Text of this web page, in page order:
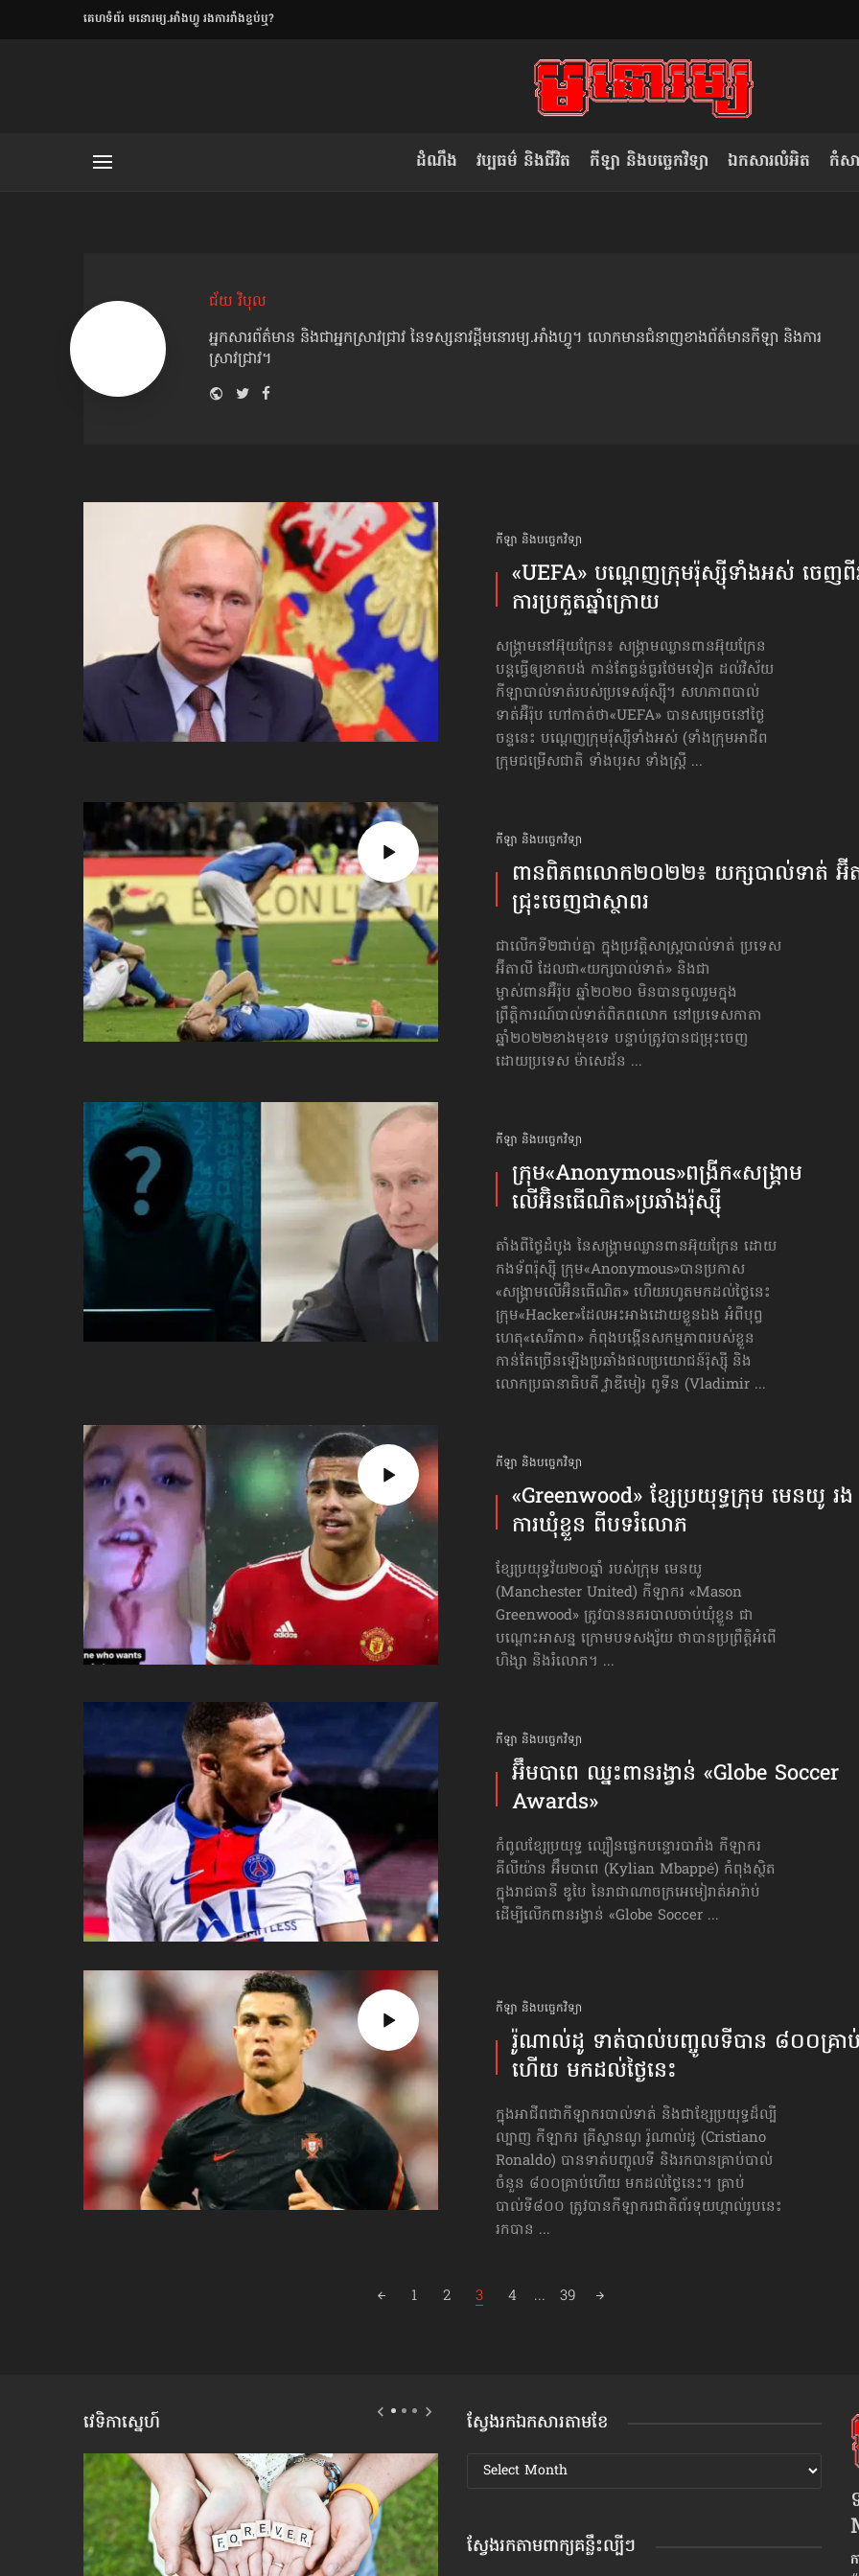
​គេហទំព័រ មនោរម្យ.អាំងហ្វូ រងការរាំងខ្ទប់ឬ?
ដំណឹង វប្បធម៌ និងជីវិត កីឡា និងបច្ចេកវិទ្យា ឯកសារលំអិត កំសា
ជ័យ វិបុល
អ្នកសារព័ត៌មាន និងជាអ្នកស្រាវជ្រាវ នៃទស្សនាវដ្ដីមនោរម្យ.អាំងហ្វូ។ លោកមានជំនាញខាងព័ត៌មានកីឡា និងការ
ស្រាវជ្រាវ។
Website
TwitterFacebook
កីឡា និងបច្ចេកវិទ្យា
«UEFA» ​បណ្ដេញ​ក្រុមរ៉ុស្ស៊ី​ទាំងអស់ ចេញពី​
ការប្រកួត​ឆ្នាំក្រោយ
សង្គ្រាមនៅ​អ៊ុយក្រែន៖ សង្គ្រាមឈ្លានពានអ៊ុយក្រែន
បន្តធ្វើឲ្យខាតបង់ កាន់តែធ្ងន់ធ្ងរថែមទៀត ដល់វិស័យ
កីឡាបាល់ទាត់របស់ប្រទេសរ៉ុស្ស៊ី។ សហភាពបាល់
ទាត់អ៊ឺរ៉ុប ហៅកាត់ថា«UEFA» បានសម្រេចនៅថ្ងៃ
ចន្ទនេះ បណ្ដេញ​ក្រុមរ៉ុស្ស៊ី​ទាំងអស់ (ទាំងក្រុមអាជីព
ក្រុមជម្រើសជាតិ ទាំងបុរស ទាំងស្ត្រី ...
កីឡា និងបច្ចេកវិទ្យា
ពានពិភពលោក​២០២២៖ យក្សបាល់ទាត់ អ៊ី
ជ្រុះចេញ​ជាស្ថាពរ
ជាលើកទី២ជាប់គ្នា ក្នុងប្រវត្តិសាស្ត្របាល់ទាត់ ប្រទេស
អ៊ីតាលី ដែលជា«យក្សបាល់ទាត់» និងជា
ម្ចាស់ពានអ៊ឺរ៉ុប ឆ្នាំ២០២០ មិនបានចូលរួម​ក្នុង
ព្រឹត្តិការណ៍បាល់ទាត់ពិភពលោក នៅប្រទេសកាតា
ឆ្នាំ២០២២ខាងមុខទេ បន្ទាប់ត្រូវបានជម្រុះចេញ
ដោយប្រទេស ម៉ាសេដ័ន ...
កីឡា និងបច្ចេកវិទ្យា
ក្រុម«Anonymous»​ពង្រីក​«សង្គ្រាម​
លើអ៊ិនធើណិត»​ប្រឆាំងរ៉ុស្ស៊ី
តាំងពីថ្ងៃដំបូង នៃសង្គ្រាមឈ្លានពានអ៊ុយក្រែន ដោយ
កងទ័ពរ៉ុស្ស៊ី ក្រុម«Anonymous»​បានប្រកាស​
«សង្គ្រាម​លើអ៊ិនធើណិត» ហើយរហូតមកដល់ថ្ងៃនេះ
ក្រុម«Hacker»ដែលអះអាងដោយខ្លួនឯង អំពីបុព្វ
ហេតុ«សេរីភាព» កំពុងបង្កើនសកម្មភាពរបស់ខ្លួន
កាន់តែច្រើនឡើងប្រឆាំងផលប្រយោជន៍រ៉ុស្ស៊ី និង
លោក​ប្រធានាធិបតី វ្លាឌីមៀរ ពូទីន (Vladimir ...
កីឡា និងបច្ចេកវិទ្យា
«Greenwood» ខ្សែប្រយុទ្ធក្រុម មេនយូ រង
ការឃុំខ្លួន ពីបទរំលោភ
ខ្សែប្រយុទ្ធវ័យ២០ឆ្នាំ របស់ក្រុម មេនយូ
(Manchester United) កីឡាករ «Mason
Greenwood» ត្រូវបាននគរបាលចាប់ឃុំខ្លួន ជា
បណ្ដោះអាសន្ន ក្រោមបទសង្ស័យ ថាបានប្រព្រឹត្តិអំពើ
ហិង្សា និងរំលោភ។ ...
កីឡា និងបច្ចេកវិទ្យា
អ៊ឹមបាពេ ឈ្នះពានរង្វាន់ «Globe Soccer
Awards»
កំពូលខ្សែប្រយុទ្ធ ល្បឿនផ្លេកបន្ទោរបារាំង កីឡាករ
គីលីយ៉ាន អ៊ឹមបាពេ (Kylian Mbappé) កំពុងស្ថិត
ក្នុងរាជធានី ឌូបៃ នៃរាជាណាចក្រអេមៀរាត់អារ៉ាប់
ដើម្បីលើកពានរង្វាន់ «Globe Soccer ...
កីឡា និងបច្ចេកវិទ្យា
រ៉ូណាល់ដូ ទាត់បាល់បញ្ចូលទីបាន ៨០០គ្រា
ហើយ មកដល់ថ្ងៃនេះ
ក្នុងអាជីពជាកីឡាករបាល់ទាត់ និងជាខ្សែប្រយុទ្ធដ៏ល្បី
ល្បាញ កីឡាករ គ្រីស្ទានណូ រ៉ូណាល់ដូ (Cristiano
Ronaldo) បានទាត់បញ្ចូលទី និងរកបានគ្រាប់បាល់
ចំនួន ៨០០គ្រាប់​ហើយ មកដល់ថ្ងៃនេះ។ គ្រាប់
បាល់ទី៨០០ ត្រូវបានកីឡាករជាតិព័រទុយហ្គាល់រូបនេះ
រកបាន ...
1 2 3 4 ... 39
វេទិកាស្នេហ៍ ស្វែងរកឯកសារតាមខែ
ស្វែងរក
ឯកសារ
ស្វែងរកតាមពាក្យគន្លឹះល្បីៗ
ខឹម វាសនា ថា«ស្រី
ថើបមាត់ ៖ ក្រុមកីឡាការិនី​
ផ្អាកលេង​​បើប្រធានសហព័ន្ធ​